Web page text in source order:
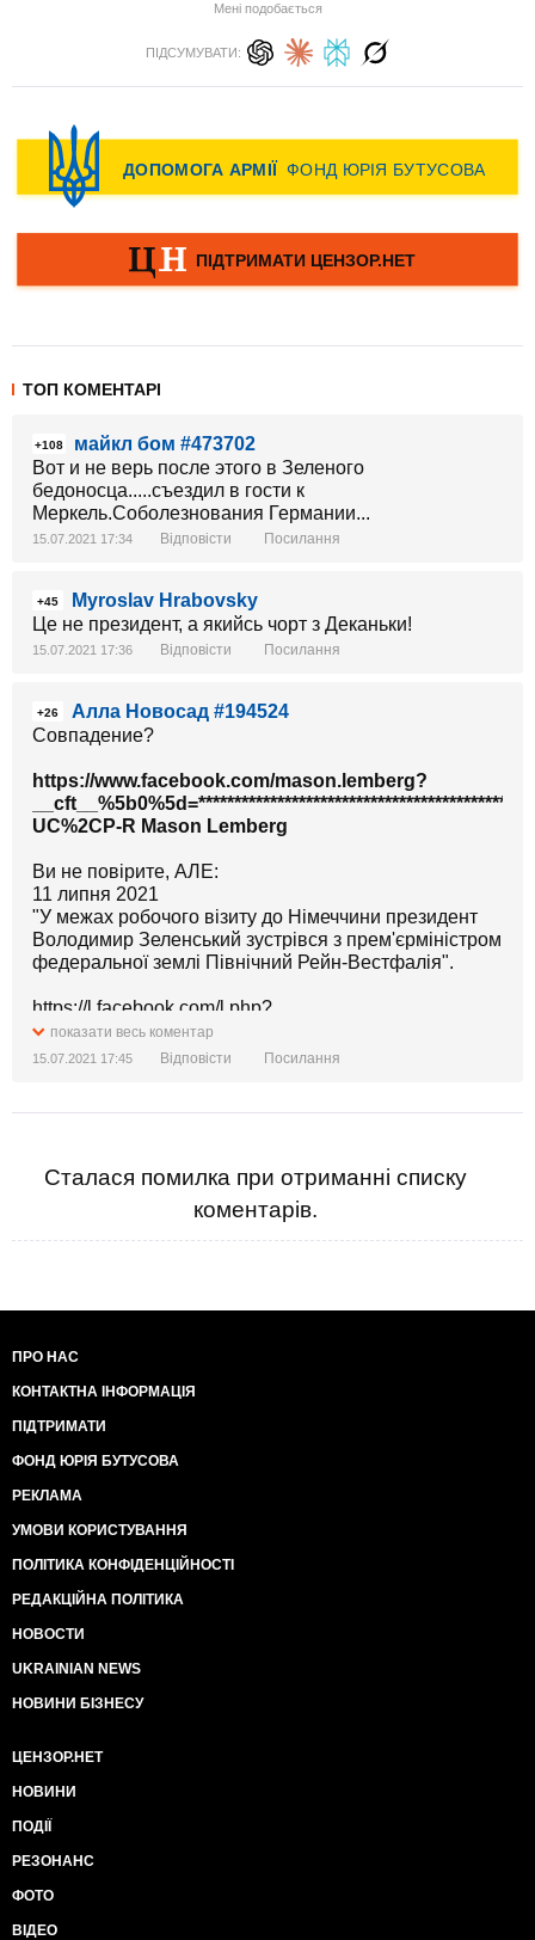
Мені подобається
ПІДСУМУВАТИ:
ТОП КОМЕНТАРІ
+108
майкл бом #473702
Вот и не верь после этого в Зеленого
бедоносца.....съездил в гости к
Меркель.Соболезнования Германии...
15.07.2021 17:34 Відповісти Посилання
+45
Myroslav Hrabovsky
Це не президент, а якийсь чорт з Деканьки!
15.07.2021 17:36 Відповісти Посилання
+26
Алла Новосад #194524
Совпадение?
https://www.facebook.com/mason.lemberg?
UC%2CP-R Mason Lemberg
Ви не повірите, АЛЕ:
11 липня 2021
"У межах робочого візиту до Німеччини президент
Володимир Зеленський зустрівся з прем'єрміністром
федеральної землі Північний Рейн-Вестфалія".
https://l.facebook.com/l.php?
R&c%5b0%5d=AT3D5t5inKeN2HZx5TcxFV0-
показати весь коментар
15.07.2021 17:45 Відповісти Посилання
Сталася помилка при отриманні списку
коментарів.
ПРО НАС
КОНТАКТНА ІНФОРМАЦІЯ
ПІДТРИМАТИ
ФОНД ЮРІЯ БУТУСОВА
РЕКЛАМА
УМОВИ КОРИСТУВАННЯ
ПОЛІТИКА КОНФІДЕНЦІЙНОСТІ
РЕДАКЦІЙНА ПОЛІТИКА
НОВОСТИ
UKRAINIAN NEWS
НОВИНИ БІЗНЕСУ
ЦЕНЗОР.НЕТ
НОВИНИ
ПОДІЇ
РЕЗОНАНС
ФОТО
ВІДЕО